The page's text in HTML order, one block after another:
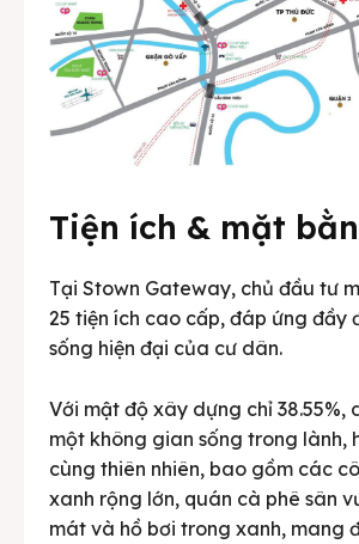
Tiện ích & mặt
Tại Stown Gateway, chủ đầu tư
25 tiện ích cao cấp, đáp ứng đầy
sống hiện đại của cư dân.
Với mật độ xây dựng chỉ 38.55%,
một không gian sống trong lành,
cùng thiên nhiên, bao gồm các
xanh rộng lớn, quán cà phê sân
mát và hồ bơi trong xanh, mang